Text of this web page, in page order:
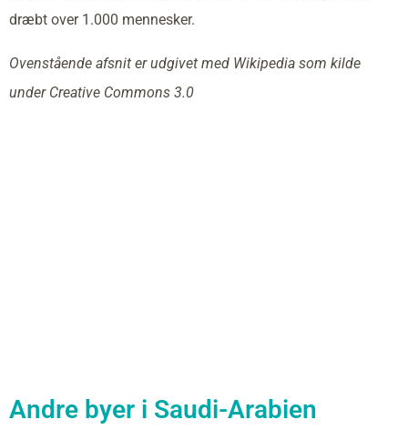
dræbt over 1.000 mennesker.
Ovenstående afsnit er udgivet med Wikipedia som kilde
under Creative Commons 3.0
Andre byer i Saudi-Arabien